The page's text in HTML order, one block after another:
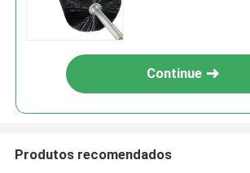
Continue
Produtos recomendados